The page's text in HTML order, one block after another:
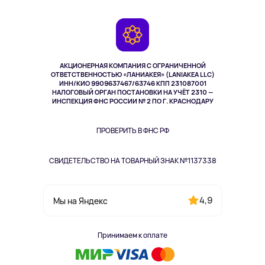
АКЦИОНЕРНАЯ КОМПАНИЯ С ОГРАНИЧЕННОЙ
ОТВЕТСТВЕННОСТЬЮ «ЛАНИАКЕЯ» (LANIAKEA LLC)
ИНН/КИО 9909637467/63746 КПП 231087001
НАЛОГОВЫЙ ОРГАН ПОСТАНОВКИ НА УЧЁТ 2310 —
ИНСПЕКЦИЯ ФНС РОССИИ № 2 ПО Г. КРАСНОДАРУ
ПРОВЕРИТЬ В ФНС РФ
СВИДЕТЕЛЬСТВО НА ТОВАРНЫЙ ЗНАК №1137338
Мы на Яндекс 4,9
Принимаем к оплате
Здоровье питомцев
Одежда и аксессуары